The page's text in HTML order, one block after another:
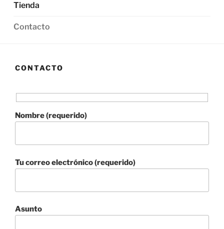
Tienda
Contacto
CONTACTO
Nombre (requerido)
Tu correo electrónico (requerido)
Asunto